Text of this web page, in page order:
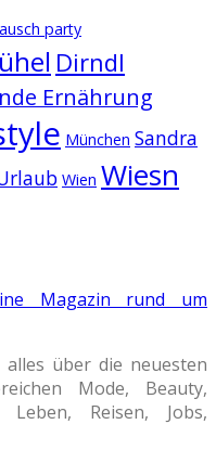
party
Dirndl
Ernährung
München Sandra
Wien Wiesn
Magazin rund um
über die neuesten
Mode, Beauty,
Leben, Reisen, Jobs,